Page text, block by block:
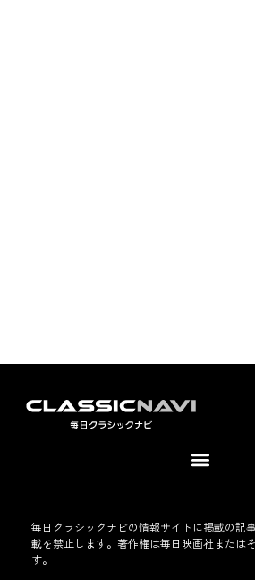
毎日クラシックナビの情報サイトに掲載の記
載を禁止します。著作権は毎日映画社または
す。